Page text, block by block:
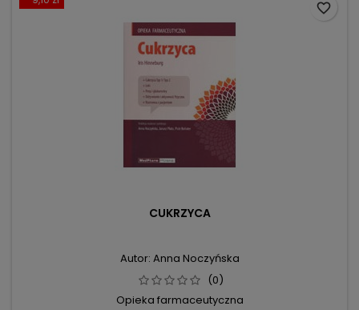
CUKRZYCA
Autor: Anna Noczyńska
(0)
Opieka farmaceutyczna
favorite_border